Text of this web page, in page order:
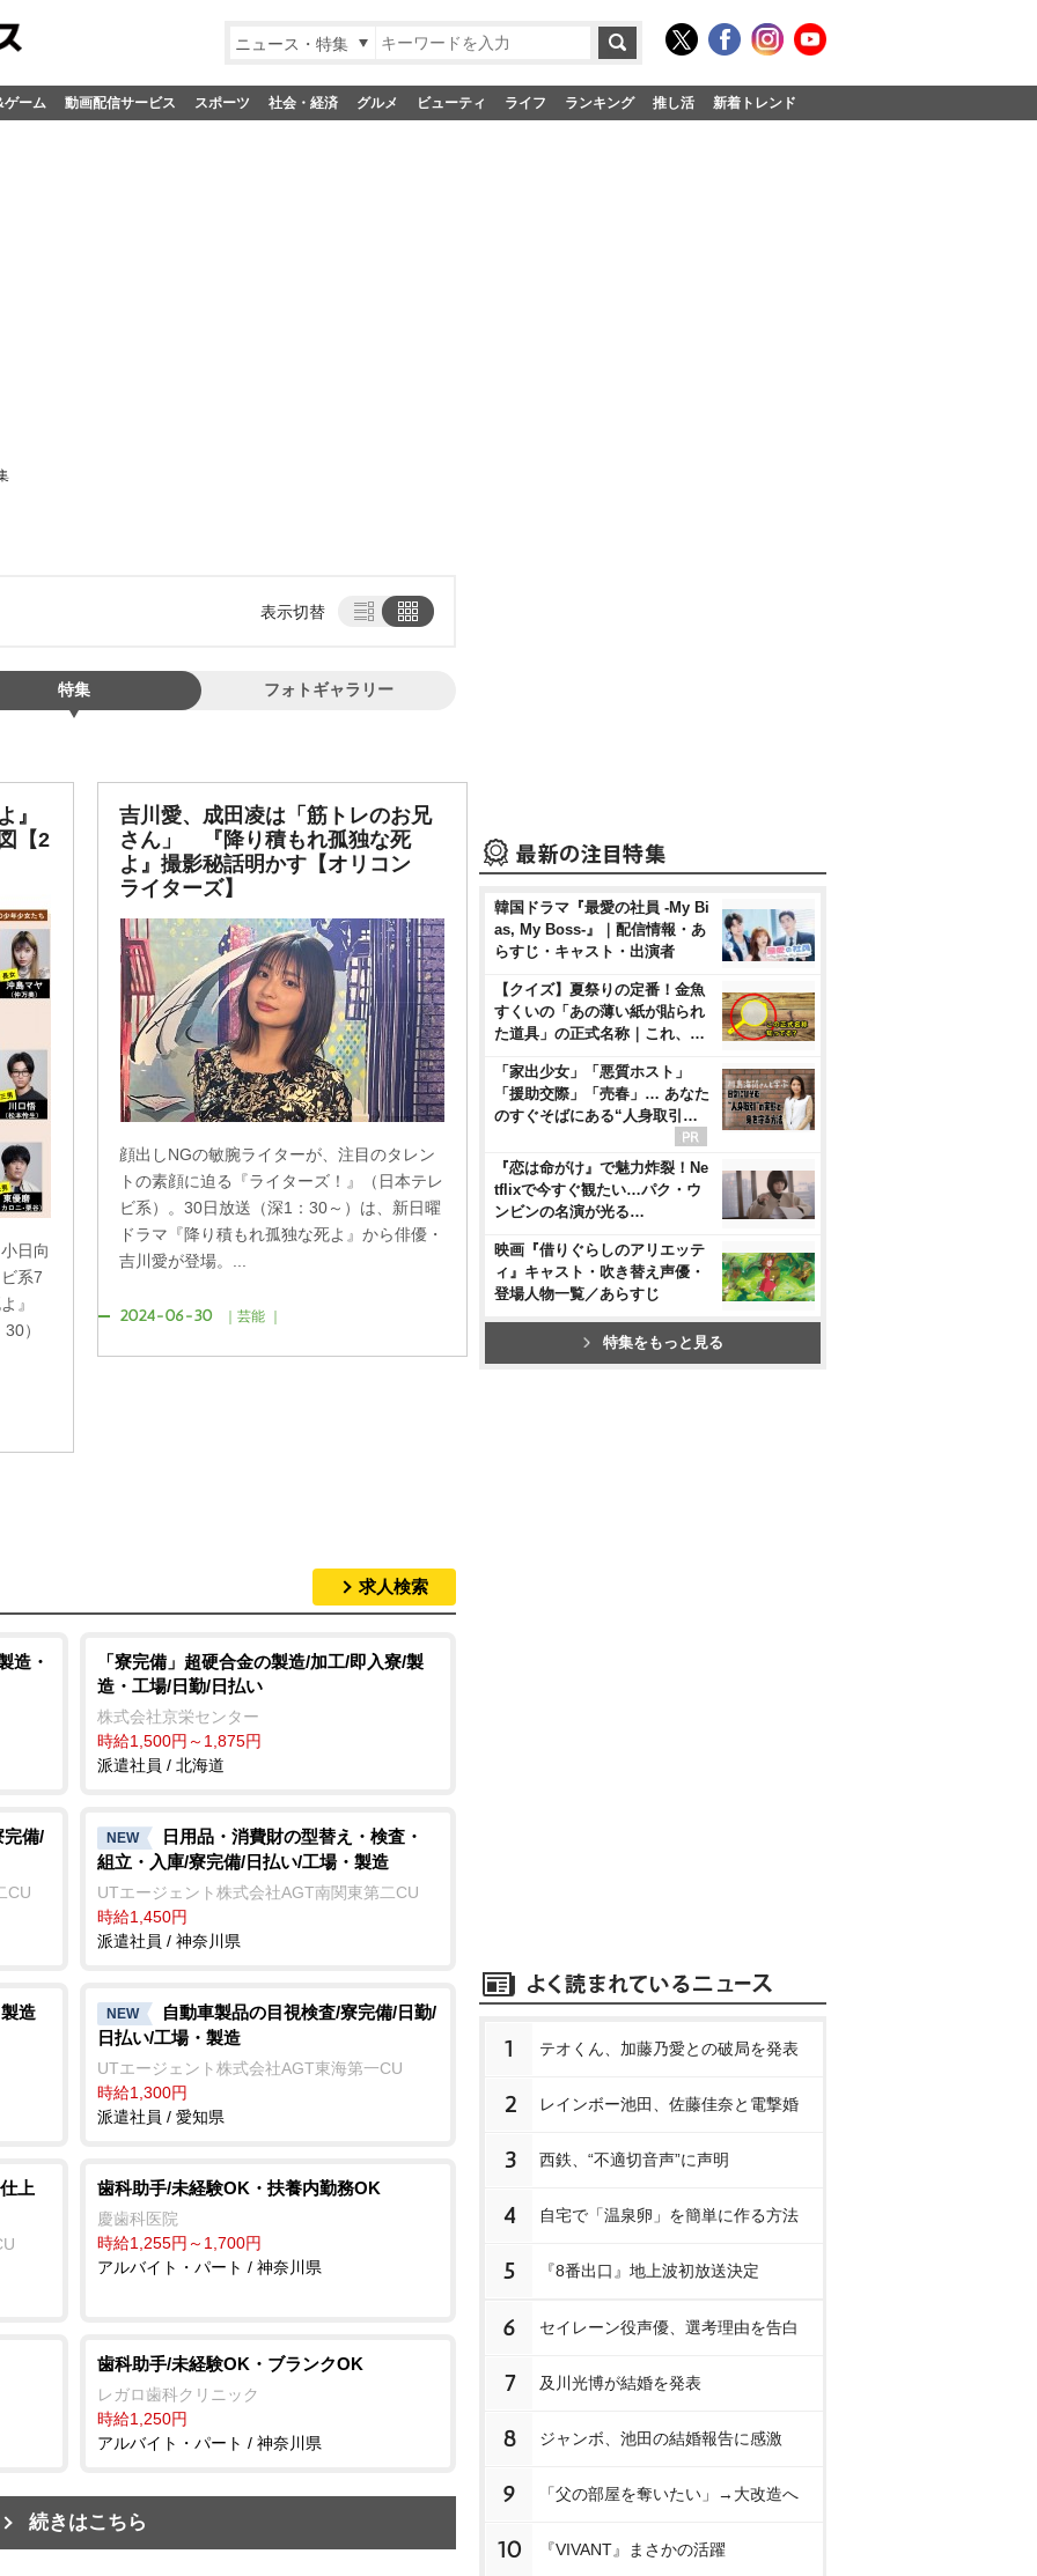
ニュース・特集
ゲーム 動画配信サービス スポーツ 社会・経済 グルメ ビューティ ライフ ランキング 推し活 新着トレンド
表示切替
特集 フォトギャラリー
』
【2
日向
系7
』
）
吉川愛、成田凌は「筋トレのお兄
さん」 『降り積もれ孤独な死
よ』撮影秘話明かす【オリコン
ライターズ】
顔出しNGの敏腕ライターが、注目のタレン
トの素顔に迫る『ライターズ！』（日本テレ
ビ系）。30日放送（深1：30～）は、新日曜
ドラマ『降り積もれ孤独な死よ』から俳優・
吉川愛が登場。...
2024-06-30 ｜芸能 ｜
求人検索
造・
「寮完備」超硬合金の製造/加工/即入寮/製
造・工場/日勤/日払い
株式会社京栄センター
時給1,500円～1,875円
派遣社員 / 北海道
完備/
CU
NEW
日用品・消費財の型替え・検査・
組立・入庫/寮完備/日払い/工場・製造
UTエージェント株式会社AGT南関東第二CU
時給1,450円
派遣社員 / 神奈川県
造 NEW
自動車製品の目視検査/寮完備/日勤/
日払い/工場・製造
UTエージェント株式会社AGT東海第一CU
時給1,300円
派遣社員 / 愛知県
上 歯科助手/未経験OK・扶養内勤務OK
慶歯科医院
時給1,255円～1,700円
アルバイト・パート / 神奈川県
歯科助手/未経験OK・ブランクOK
レガロ歯科クリニック
時給1,250円
アルバイト・パート / 神奈川県
続きはこちら
韓国ドラマ『最愛の社員 -My Bi
as, My Boss-』｜配信情報・あ
らすじ・キャスト・出演者
【クイズ】夏祭りの定番！金魚
すくいの「あの薄い紙が貼られ
た道具」の正式名称｜これ、…
「家出少女」「悪質ホスト」
「援助交際」「売春」… あなた
のすぐそばにある“人身取引…
『恋は命がけ』で魅力炸裂！Ne
tflixで今すぐ観たい…パク・ウ
ンビンの名演が光る…
映画『借りぐらしのアリエッテ
ィ』キャスト・吹き替え声優・
登場人物一覧／あらすじ
特集をもっと見る
1 テオくん、加藤乃愛との破局を発表
2 レインボー池田、佐藤佳奈と電撃婚
3 西鉄、“不適切音声”に声明
4 自宅で「温泉卵」を簡単に作る方法
5 『8番出口』地上波初放送決定
6 セイレーン役声優、選考理由を告白
7 及川光博が結婚を発表
8 ジャンボ、池田の結婚報告に感激
9 「父の部屋を奪いたい」→大改造へ
10 『VIVANT』まさかの活躍